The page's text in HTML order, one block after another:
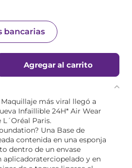
bancarias
Agregar al carrito
más viral llegó a
Infaillible 24H* Air Wear
Paris.
Una Base de
contenida en una esponja
dentro de un envase
y en